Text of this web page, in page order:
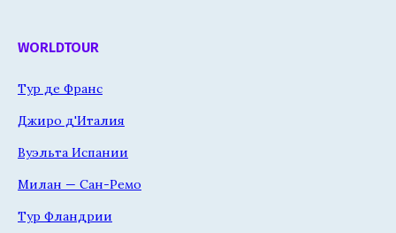
WORLDTOUR
Тур де Франс
Джиро д'Италия
Вуэльта Испании
Милан — Сан-Ремо
Тур Фландрии